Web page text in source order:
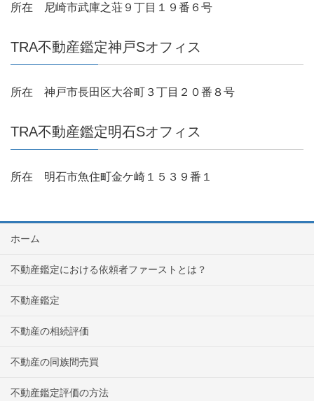
所在 尼崎市武庫之荘９丁目１９番６号
TRA不動産鑑定神戸Sオフィス
所在 神戸市長田区大谷町３丁目２０番８号
TRA不動産鑑定明石Sオフィス
所在 明石市魚住町金ケ崎１５３９番１
ホーム
不動産鑑定における依頼者ファーストとは？
不動産鑑定
不動産の相続評価
不動産の同族間売買
不動産鑑定評価の方法